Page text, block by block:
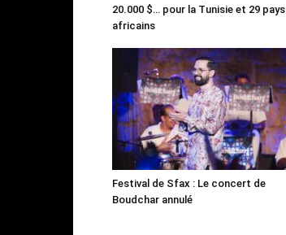
20.000 $… pour la Tunisie et 29 pays
africains
Festival de Sfax : Le concert de
Boudchar annulé